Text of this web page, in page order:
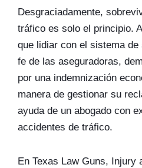
Desgraciadamente,
tráfico es solo el principio.
que lidiar con el sistema
fe de las aseguradoras,
por una indemnización
manera de gestionar su
ayuda de un abogado con
accidentes de tráfico.
En Texas Law Guns, Injury